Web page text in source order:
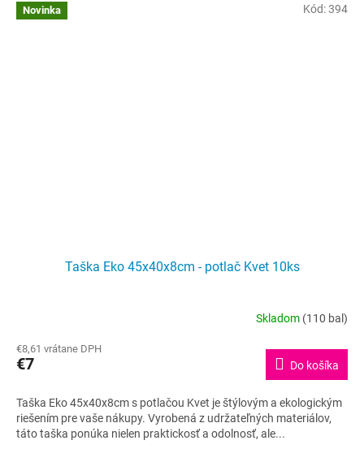
Novinka
Taška Eko 45x40x8cm - potlač Kvet 10ks
produktu
je
z
5
hviezdičiek.
Skladom (110 bal)
€8,61 vrátane DPH
€7 Do košíka
Taška Eko 45x40x8cm s potlačou Kvet je štýlovým a ekologickým
riešením pre vaše nákupy. Vyrobená z udržateľných materiálov,
táto taška ponúka nielen praktickosť a odolnosť, ale...
Kód:394